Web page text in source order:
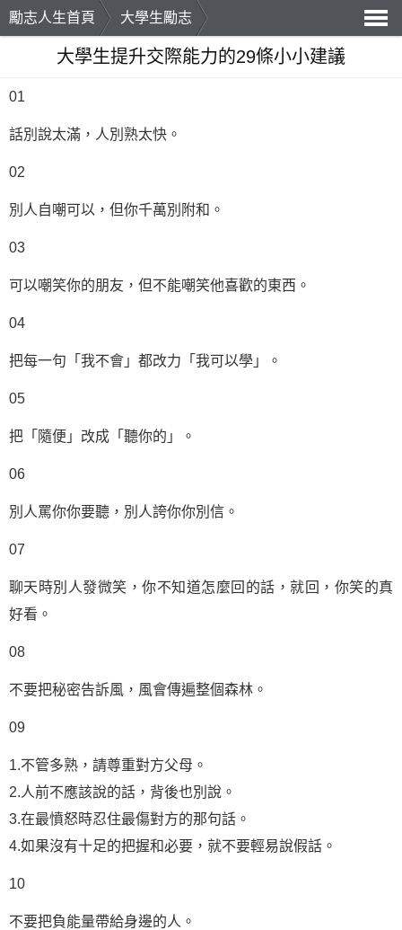
勵志人生首頁
大學生勵志
導
大學生提升交際能力的29條小小建議
01
話別說太滿，人別熟太快。
02
別人自嘲可以，但你千萬別附和。
03
可以嘲笑你的朋友，但不能嘲笑他喜歡的東西。
04
把每一句「我不會」都改力「我可以學」。
05
把「隨便」改成「聽你的」。
06
別人罵你你要聽，別人誇你你別信。
07
聊天時別人發微笑，你不知道怎麼回的話，就回，你笑的真
好看。
08
不要把秘密告訴風，風會傳遍整個森林。
09
1.不管多熟，請尊重對方父母。
2.人前不應該說的話，背後也別說。
3.在最憤怒時忍住最傷對方的那句話。
4.如果沒有十足的把握和必要，就不要輕易說假話。
10
不要把負能量帶給身邊的人。